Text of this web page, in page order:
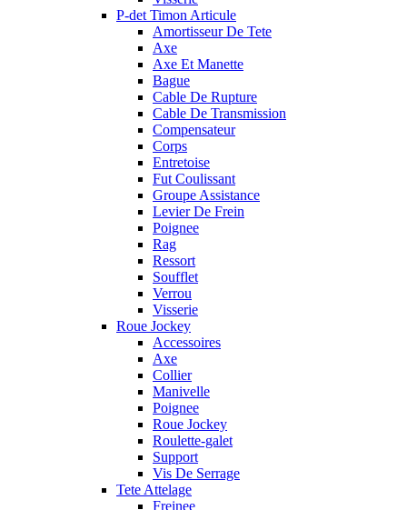
P-det Timon Articule
Amortisseur De Tete
Axe
Axe Et Manette
Bague
Cable De Rupture
Cable De Transmission
Compensateur
Corps
Entretoise
Fut Coulissant
Groupe Assistance
Levier De Frein
Poignee
Rag
Ressort
Soufflet
Verrou
Visserie
Roue Jockey
Accessoires
Axe
Collier
Manivelle
Poignee
Roue Jockey
Roulette-galet
Support
Vis De Serrage
Tete Attelage
Freinee